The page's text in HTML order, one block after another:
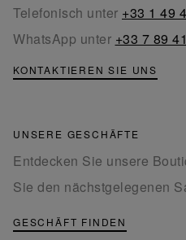
Telefonisch unter +33 1 49
WhatsApp unter +33 7 89
KONTAKTIEREN SIE UNS
UNSERE GESCHÄFTE
Entdecken Sie unsere
Sie den nächstgelegenen
GESCHÄFT FINDEN